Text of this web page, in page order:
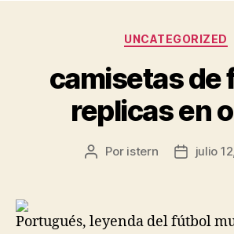
UNCATEGORIZED
camisetas de
replicas en
Autor
Por istern
Fecha
julio
Portugués, leyenda del fútbol